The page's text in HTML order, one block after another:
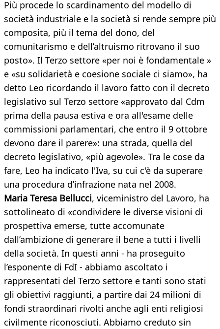
Più procede lo scardinamento del modello di
società industriale e la società si rende sempre più
composita, più il tema del dono, del
comunitarismo e dell’altruismo ritrovano il suo
posto». Il Terzo settore «per noi è fondamentale »
e «su solidarietà e coesione sociale ci siamo», ha
detto Leo ricordando il lavoro fatto con il decreto
legislativo sul Terzo settore «approvato dal Cdm
prima della pausa estiva e ora all'esame delle
commissioni parlamentari, che entro il 9 ottobre
devono dare il parere»: una strada, quella del
decreto legislativo, «più agevole». Tra le cose da
fare, Leo ha indicato l'Iva, su cui c'è da superare
una procedura d’infrazione nata nel 2008.
Maria Teresa Bellucci, viceministro del Lavoro, ha
sottolineato di «condividere le diverse visioni di
prospettiva emerse, tutte accomunate
dall’ambizione di generare il bene a tutti i livelli
della società. In questi anni - ha proseguito
l’esponente di FdI - abbiamo ascoltato i
rappresentati del Terzo settore e tanti sono stati
gli obiettivi raggiunti, a partire dai 24 milioni di
fondi straordinari rivolti anche agli enti religiosi
civilmente riconosciuti. Abbiamo creduto sin